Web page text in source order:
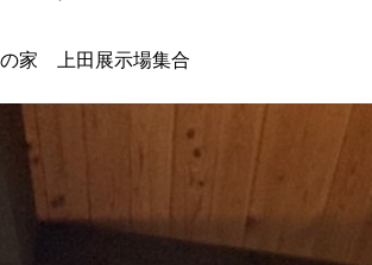
家 上田展示場集合